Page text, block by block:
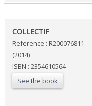
‎COLLECTIF‎
Reference : R200076811
(2014)
ISBN : 2354610564
See the book